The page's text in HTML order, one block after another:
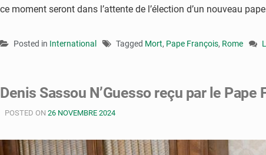
ce moment seront dans l’attente de l’élection d’un nouveau
Posted in International Tagged Mort, Pape François, Rome
Denis Sassou N’Guesso reçu par le Pape
POSTED ON 26 NOVEMBRE 2024